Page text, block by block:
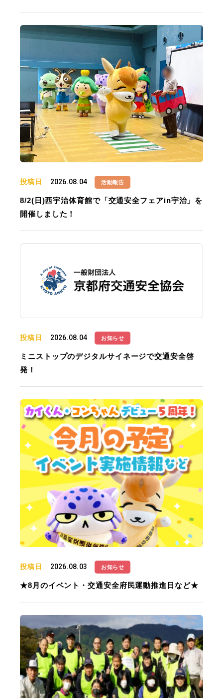
投稿日 2026.08.04 活動報告
8/2(日)西宇治体育館で「交通安全フェアin宇治」を
開催しました！
投稿日 2026.08.04 お知らせ
ミニストップのデジタルサイネージで交通安全啓
発！
投稿日 2026.08.03 お知らせ
★8月のイベント・交通安全府民運動推進日など★